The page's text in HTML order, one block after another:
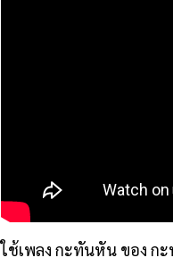
ใช้เพลง กะทันหัน ของ ก